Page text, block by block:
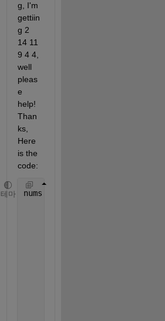
g, I'm
gettiin
g 2
14 11
9 4 4,
well
pleas
e
help!
Than
ks,
Here
is the
code:
테마
nums = [2    5    25   48   53;